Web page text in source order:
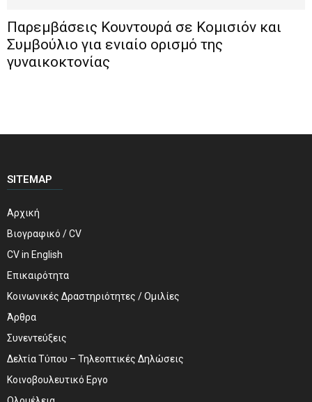
Παρεμβάσεις Κουντουρά σε Κομισιόν και
Συμβούλιο για ενιαίο ορισμό της
γυναικοκτονίας
SITEMAP
Αρχική
Βιογραφικό / CV
CV in English
Επικαιρότητα
Κοινωνικές Δραστηριότητες / Ομιλίες
Άρθρα
Συνεντεύξεις
Δελτία Τύπου – Τηλεοπτικές Δηλώσεις
Κοινοβουλευτικό Εργο